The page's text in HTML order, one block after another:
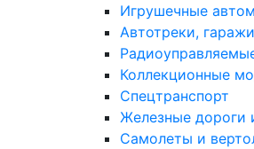
Игрушечные
Автотреки, гаражи
Коллекционные
Спецтранспорт
Железные дороги
Самолеты и